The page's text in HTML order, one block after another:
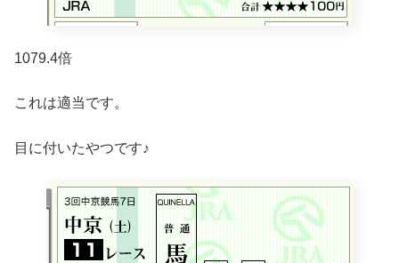
1079.4倍
これは適当です。
目に付いたやつです♪